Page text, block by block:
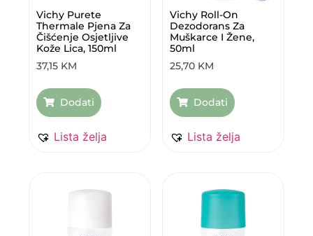
Vichy Purete
Thermale Pjena Za
Čišćenje Osjetljive
Kože Lica, 150ml
37,15 KM
Dodati
Lista želja
Vichy Roll-On
Dezodorans Za
Muškarce I Žene,
50ml
25,70 KM
Dodati
Lista želja